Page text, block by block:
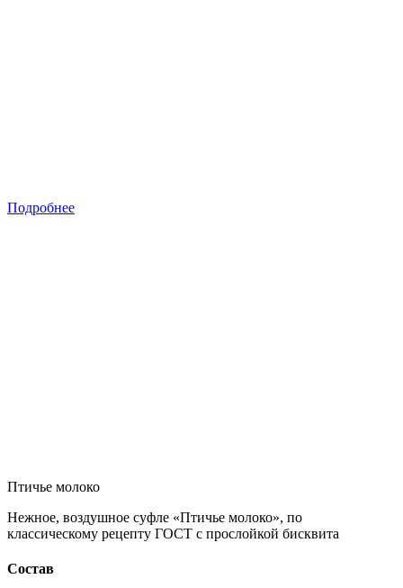
Подробнее
Птичье молоко
Нежное, воздушное суфле «Птичье молоко», по
классическому рецепту ГОСТ с прослойкой бисквита
Состав